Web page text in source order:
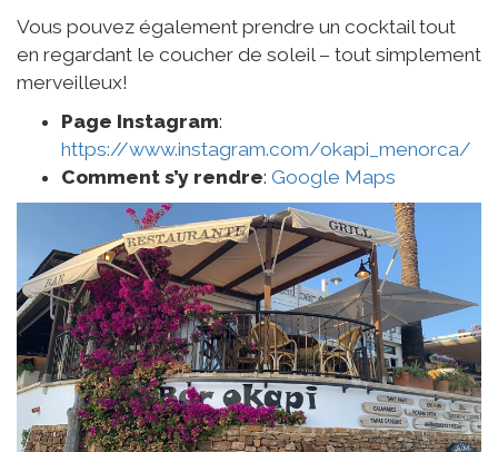
Vous pouvez également prendre un cocktail tout
en regardant le coucher de soleil – tout simplement
merveilleux!
Page Instagram:
https://www.instagram.com/okapi_menorca/
Comment s’y rendre: Google Maps